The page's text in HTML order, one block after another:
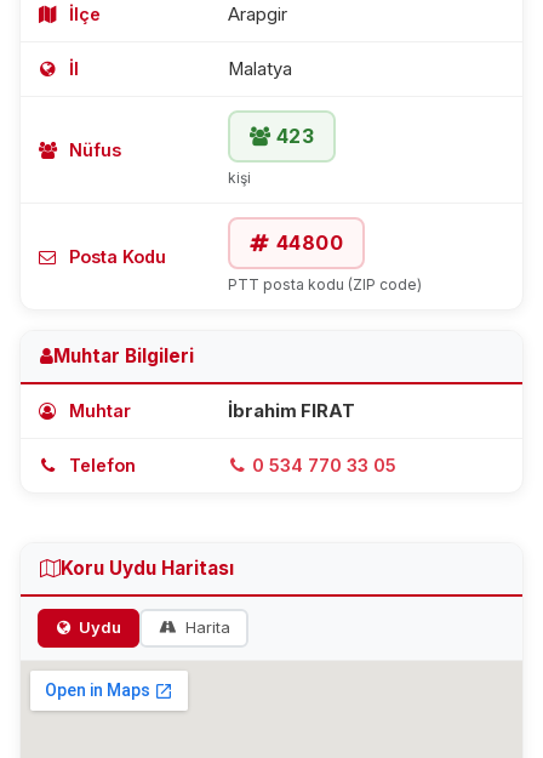
İlçe Arapgir
İl Malatya
Nüfus
423
kişi
Posta Kodu
44800
PTT posta kodu (ZIP code)
Muhtar Bilgileri
Muhtar İbrahim FIRAT
Telefon 0 534 770 33 05
Koru Uydu Haritası
Uydu Harita